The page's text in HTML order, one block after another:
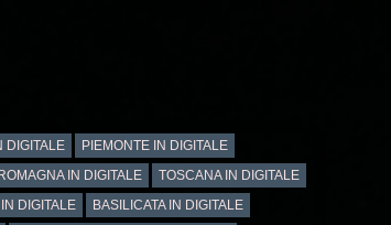
DIGITALE
PIEMONTE IN DIGITALE
IN DIGITALE
TOSCANA IN DIGITALE
DIGITALE
BASILICATA IN DIGITALE